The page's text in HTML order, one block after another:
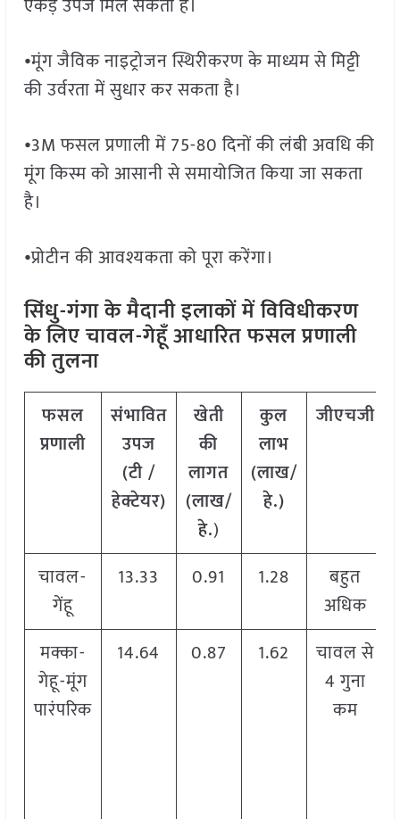
एकड़ उपज मिल सकती है।
⦁मूंग जैविक नाइट्रोजन स्थिरीकरण के माध्यम से मिट्टी
की उर्वरता में सुधार कर सकता है।
⦁3M फसल प्रणाली में 75-80 दिनों की लंबी अवधि की
मूंग किस्म को आसानी से समायोजित किया जा सकता
है।
⦁प्रोटीन की आवश्यकता को पूरा करेंगा।
सिंधु-गंगा के मैदानी इलाकों में विविधीकरण
के लिए चावल-गेहूँ आधारित फसल प्रणाली
की तुलना
फसल
प्रणाली
संभावित
उपज
(टी /
हेक्टेयर)
खेती
की
लागत
(लाख/
हे.)
कुल
लाभ
(लाख/
हे.)
जीएचजी
चावल-
गेंहू
13.33 0.91 1.28
बहुत
अधिक
मक्का-
गेहू-मूंग
पारंपरिक
14.64 0.87 1.62
चावल से
4 गुना
कम